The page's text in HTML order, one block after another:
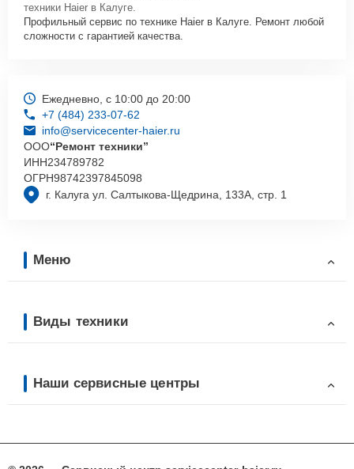
техники Haier в Калуге.
Профильный сервис по технике Haier в Калуге. Ремонт любой
сложности с гарантией качества.
г. Калуга ул. Салтыкова-Щедрина, 133А, стр. 1
Ежедневно, с 10:00 до 20:00
+7 (484) 233-07-62
info@servicecenter-haier.ru
ООО“Ремонт техники”
ИНН234789782
ОГРН98742397845098
Меню
Виды техники
Наши сервисные центры